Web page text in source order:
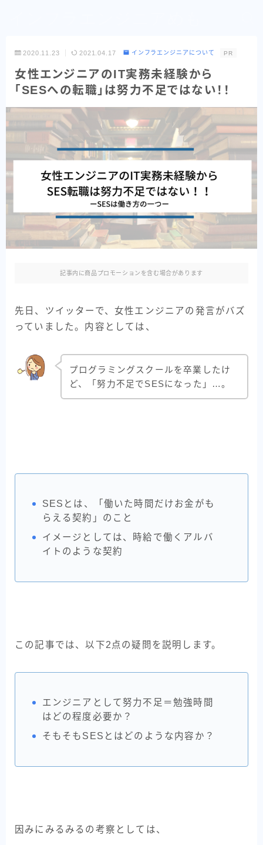
2020.11.23 2021.04.17 インフラエンジニアについて PR
女性エンジニアのIT実務未経験から
「SESへの転職」は努力不足ではない！！
記事内に商品プロモーションを含む場合があります
先日、ツイッターで、女性エンジニアの発言がバズ
っていました。内容としては、
プログラミングスクールを卒業したけ
ど、「努力不足でSESになった」…。
SESとは、「働いた時間だけお金がも
らえる契約」のこと
イメージとしては、時給で働くアルバ
イトのような契約
この記事では、以下2点の疑問を説明します。
エンジニアとして努力不足＝勉強時間
はどの程度必要か？
そもそもSESとはどのような内容か？
因みにみるみるの考察としては、